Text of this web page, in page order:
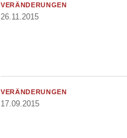
VERÄNDERUNGEN
26.11.2015
VERÄNDERUNGEN
17.09.2015